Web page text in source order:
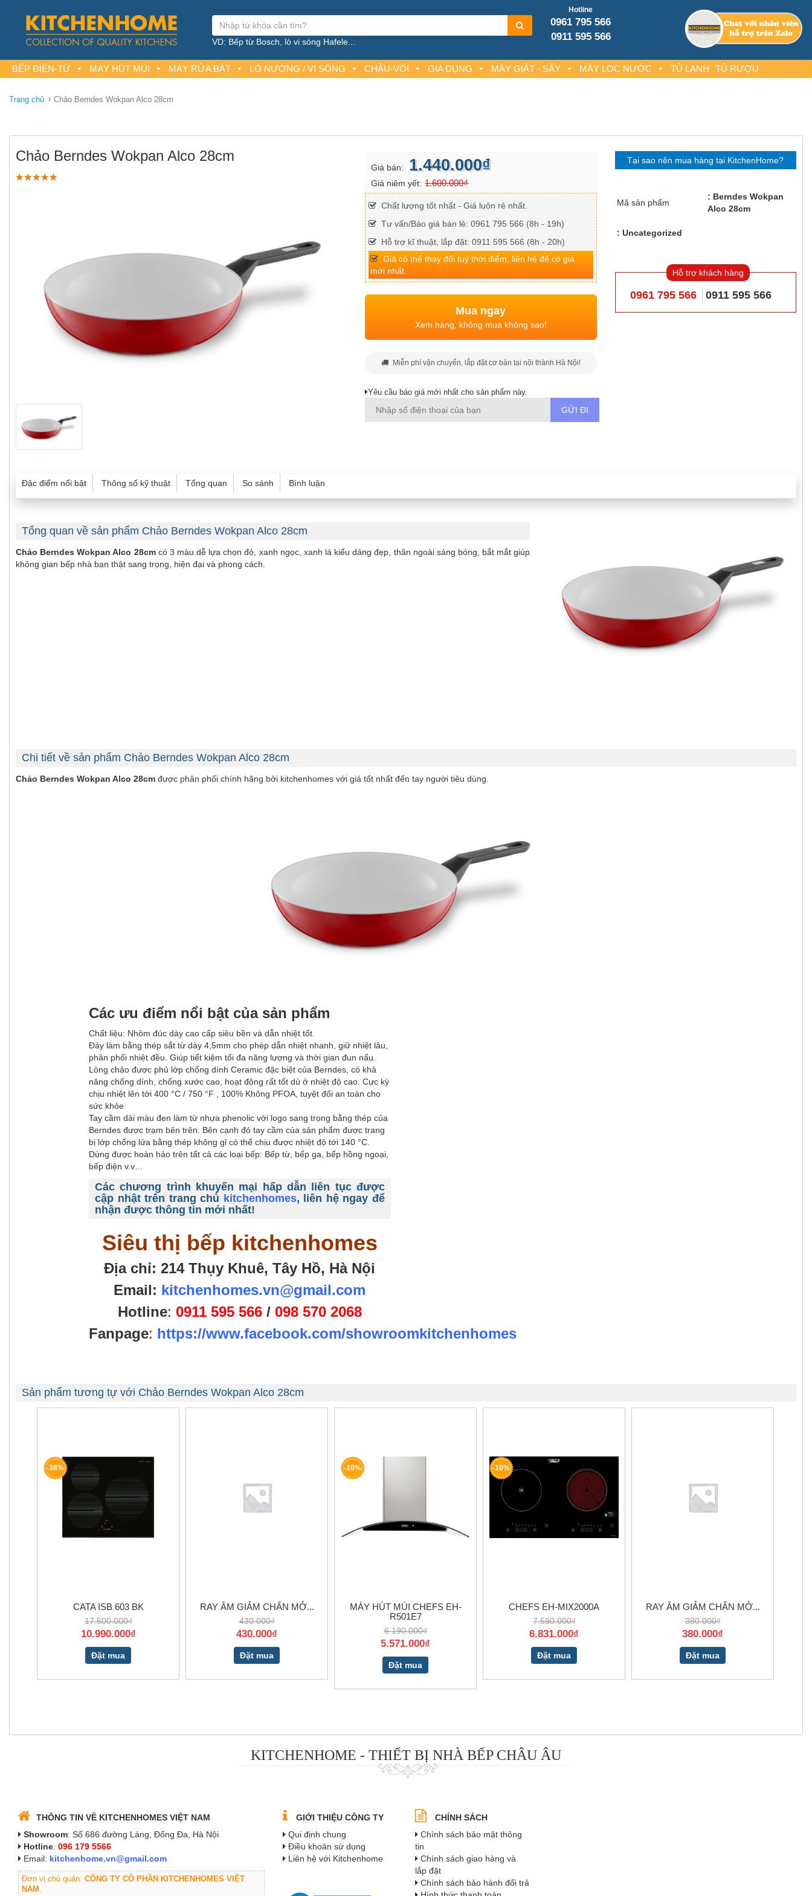
Hotline
0961 795 566
0911 595 566
VD: Bếp từ Bosch, lò vi sóng Hafele...
BẾP ĐIỆN-TỪ MÁY HÚT MÙI MÁY RỬA BÁT LÒ NƯỚNG / VI SÓNG CHẬU-VÒI GIA DỤNG MÁY GIẶT - SẤY MÁY LỌC NƯỚC TỦ LẠNH TỦ RƯỢU
Trang chủ Chảo Berndes Wokpan Alco 28cm
Chảo Berndes Wokpan Alco 28cm
Giá bán: 1.440.000₫
Giá niêm yết: 1.600.000₫
Chất lượng tốt nhất - Giá luôn rẻ nhất.
Tư vấn/Báo giá bán lẻ: 0961 795 566 (8h - 19h)
Hỗ trợ kĩ thuật, lắp đặt: 0911 595 566 (8h - 20h)
Giá có thể thay đổi tuỳ thời điểm, liên hệ để có giá
mới nhất.
Mua ngay
Xem hàng, không mua không sao!
Miễn phí vận chuyển, lắp đặt cơ bản tại nội thành Hà Nội!
Yêu cầu báo giá mới nhất cho sản phẩm này.
Tại sao nên mua hàng tại KitchenHome?
Mã sản phẩm
Berndes Wokpan
Alco 28cm
Uncategorized
Hỗ trợ khách hàng
0961 795 566 0911 595 566
Đặc điểm nổi bật Thông số kỹ thuật Tổng quan So sánh Bình luận
Tổng quan về sản phẩm Chảo Berndes Wokpan Alco 28cm
Chảo Berndes Wokpan Alco 28cm có 3 màu dễ lựa chọn đỏ, xanh ngọc, xanh lá kiểu dáng đẹp, thân ngoài sáng bóng, bắt mắt giúp
không gian bếp nhà bạn thật sang trọng, hiện đại và phong cách.
Chi tiết về sản phẩm Chảo Berndes Wokpan Alco 28cm
Chảo Berndes Wokpan Alco 28cm được phân phối chính hãng bởi kitchenhomes với giá tốt nhất đến tay người tiêu dùng.
Các ưu điểm nổi bật của sản phẩm
Chất liệu: Nhôm đúc dày cao cấp siêu bền và dẫn nhiệt tốt.
Đáy làm bằng thép sắt từ dày 4,5mm cho phép dẫn nhiệt nhanh, giữ nhiệt lâu,
phân phối nhiệt đều. Giúp tiết kiệm tối đa năng lượng và thời gian đun nấu.
Lòng chảo được phủ lớp chống dính Ceramic đặc biệt của Berndes, có khả
năng chống dính, chống xước cao, hoạt động rất tốt dù ở nhiệt độ cao. Cực kỳ
chịu nhiệt lên tới 400 °C / 750 °F , 100% Không PFOA, tuyệt đối an toàn cho
sức khỏe
Tay cầm dài màu đen làm từ nhựa phenolic với logo sang trọng bằng thép của
Berndes được trạm bên trên. Bên cạnh đó tay cầm của sản phẩm được trang
bị lớp chống lửa bằng thép không gỉ có thể chịu được nhiệt độ tới 140 °C.
Dùng được hoàn hảo trên tất cả các loại bếp: Bếp từ, bếp ga, bếp hồng ngoại,
bếp điện v.v…
Các chương trình khuyến mại hấp dẫn liên tục được
cập nhật trên trang chủ kitchenhomes, liên hệ ngay để
nhận được thông tin mới nhất!
Siêu thị bếp kitchenhomes
Địa chỉ: 214 Thụy Khuê, Tây Hồ, Hà Nội
Email: kitchenhomes.vn@gmail.com
Hotline: 0911 595 566/ 098 570 2068
Fanpage: https://www.facebook.com/showroomkitchenhomes
Sản phẩm tương tự với Chảo Berndes Wokpan Alco 28cm
-38%
CATA ISB 603 BK
17.500.000₫
10.990.000₫
Đặt mua
RAY ÂM GIẢM CHẤN MỞ...
430.000₫
430.000₫
Đặt mua
-10%
MÁY HÚT MÙI CHEFS EH-
R501E7
6.190.000₫
5.571.000₫
Đặt mua
-10%
CHEFS EH-MIX2000A
7.590.000₫
6.831.000₫
Đặt mua
RAY ÂM GIẢM CHẤN MỞ...
380.000₫
380.000₫
Đặt mua
KITCHENHOME - THIẾT BỊ NHÀ BẾP CHÂU ÂU
THÔNG TIN VỀ KITCHENHOMES VIỆT NAM
Showroom: Số 686 đường Láng, Đống Đa, Hà Nội
Hotline: 096 179 5566
Email: kitchenhome.vn@gmail.com
Đơn vị chủ quản: CÔNG TY CỔ PHẦN KITCHENHOMES VIỆT
NAM .
GIỚI THIỆU CÔNG TY
Qui định chung
Điều khoản sử dụng
Liên hệ với Kitchenhome
CHÍNH SÁCH
Chính sách bảo mật thông
tin
Chính sách giao hàng và
lắp đặt
Chính sách bảo hành đổi trả